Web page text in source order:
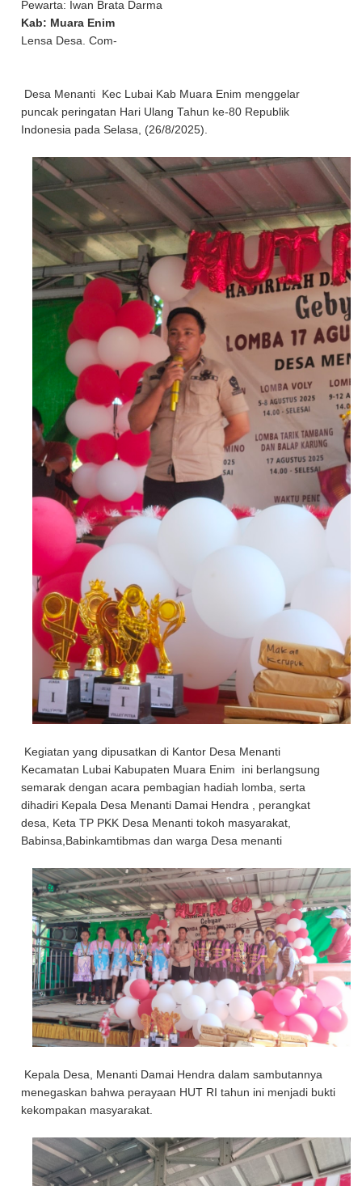
Pewarta: Iwan Brata Darma
Kab: Muara Enim
Lensa Desa. Com-
Desa Menanti Kec Lubai Kab Muara Enim menggelar
puncak peringatan Hari Ulang Tahun ke-80 Republik
Indonesia pada Selasa, (26/8/2025).
Kegiatan yang dipusatkan di Kantor Desa Menanti
Kecamatan Lubai Kabupaten Muara Enim ini berlangsung
semarak dengan acara pembagian hadiah lomba, serta
dihadiri Kepala Desa Menanti Damai Hendra , perangkat
desa, Keta TP PKK Desa Menanti tokoh masyarakat,
Babinsa,Babinkamtibmas dan warga Desa menanti
Kepala Desa, Menanti Damai Hendra dalam sambutannya
menegaskan bahwa perayaan HUT RI tahun ini menjadi bukti
kekompakan masyarakat.